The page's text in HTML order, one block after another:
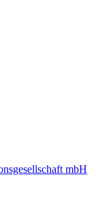
mbH